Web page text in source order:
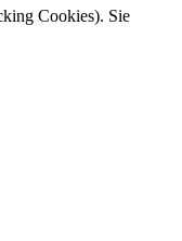
Cookies). Sie